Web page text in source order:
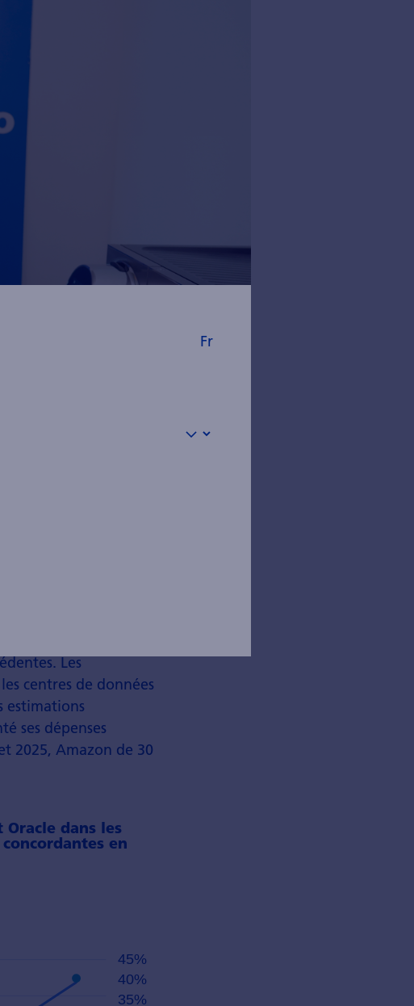
annonces de DeepSeek en janvier
en début d'année
s'est produit.
Les
centres de données
estimations
ses dépenses
2025, Amazon de 30
dans les
en
Fr